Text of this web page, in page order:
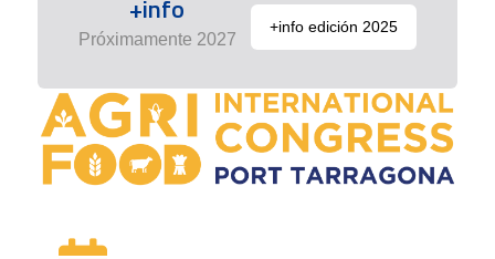
+info
Próximamente 2027
+info edición 2025